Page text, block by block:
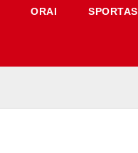
ORAI SPORTAS